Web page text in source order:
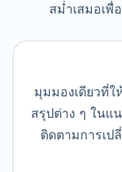
สม่ำเสมอเ
มุมมองเดียวที่
สรุปต่าง ๆ ในแ
ติดตามการเป